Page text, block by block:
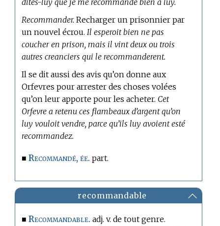
dites-luy que je me recommande bien à luy.
Recommander. Recharger un prisonnier par
un nouvel écrou. Il esperoit bien ne pas
coucher en prison, mais il vint deux ou trois
autres creanciers qui le recommanderent.
Il se dit aussi des avis qu’on donne aux
Orfevres pour arrester des choses volées
qu’on leur apporte pour les acheter. Cet
Orfevre a retenu ces flambeaux d’argent qu’on
luy vouloit vendre, parce qu’ils luy avoient esté
recommandez.
■Recommandé, ée. part.
recommandable
■Recommandable. adj. v. de tout genre.